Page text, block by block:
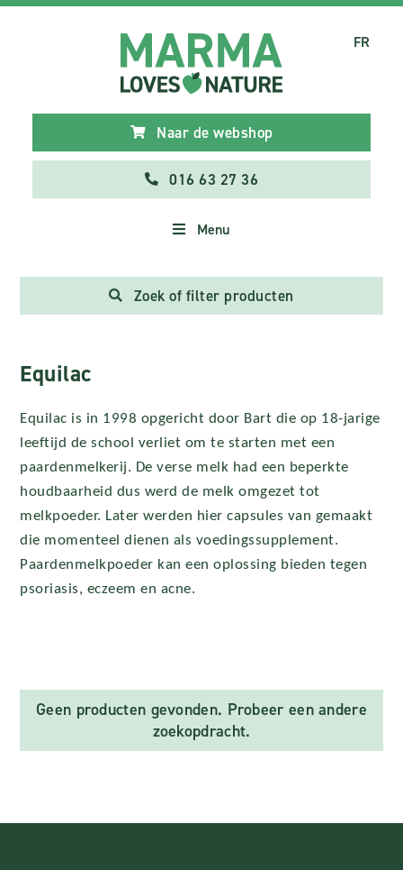
Naar de webshop
016 63 27 36
Menu
FR
Zoek of filter producten
Equilac
Equilac is in 1998 opgericht door Bart die op 18-jarige
leeftijd de school verliet om te starten met een
paardenmelkerij. De verse melk had een beperkte
houdbaarheid dus werd de melk omgezet tot
melkpoeder. Later werden hier capsules van gemaakt
die momenteel dienen als voedingssupplement.
Paardenmelkpoeder kan een oplossing bieden tegen
psoriasis, eczeem en acne.
Geen producten gevonden. Probeer een andere
zoekopdracht.